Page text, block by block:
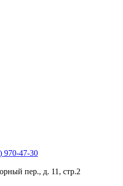
970-47-30
пер., д. 11, стр.2